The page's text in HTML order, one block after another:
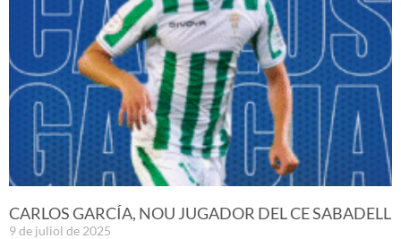
CARLOS GARCÍA, NOU JUGADOR DEL CE SABADELL
9 de juliol de 2025